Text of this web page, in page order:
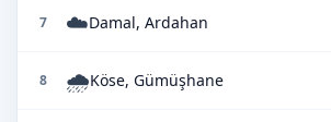
7 ☁️Damal, Ardahan
8 🌧️Köse, Gümüşhane